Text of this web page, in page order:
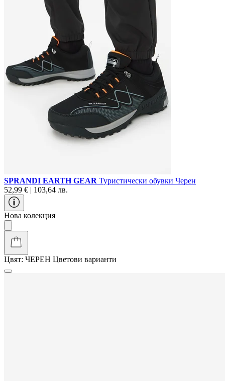
SPRANDI EARTH GEAR Туристически oбувки Черен
52,99 € | 103,64 лв.
Нова колекция
Цвят: ЧЕРЕН Цветови варианти